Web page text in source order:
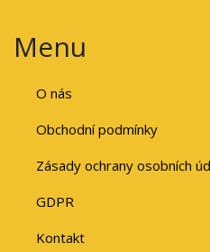
Menu
O nás
Obchodní podmínky
Zásady ochrany osobních
GDPR
Kontakt